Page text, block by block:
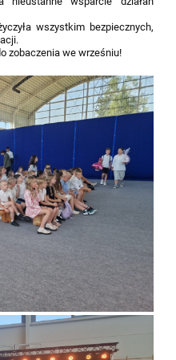
wszystkim bezpiecznych,
zobaczenia we wrześniu!